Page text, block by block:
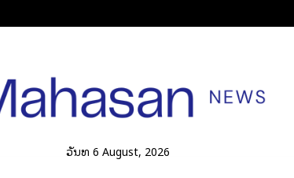
ວັນທີ 6 August, 2026